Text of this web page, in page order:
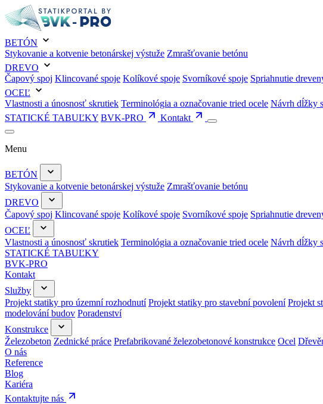
BETÓN
Stykovanie a kotvenie betonárskej výstuže Zmrašťovanie betónu
DREVO
Čapový spoj Klincované spoje Kolíkové spoje Svorníkové spoje Spriahnutie
OCEĽ
Vlastnosti a únosnosť skrutiek Terminológia a označovanie tried ocele Návrh dĺžky
STATICKÉ TABUĽKY BVK-PRO Kontakt
Menu
BETÓN
Stykovanie a kotvenie betonárskej výstuže Zmrašťovanie betónu
DREVO
Čapový spoj Klincované spoje Kolíkové spoje Svorníkové spoje Spriahnutie
OCEĽ
Vlastnosti a únosnosť skrutiek Terminológia a označovanie tried ocele Návrh dĺžky
STATICKÉ TABUĽKY
BVK-PRO
Kontakt
Služby
Projekt statiky pro územní rozhodnutí Projekt statiky pro stavební povolení Projekt
modelování budov Poradenství
Konstrukce
Železobeton Zednické práce Prefabrikované železobetonové konstrukce Ocel
O nás
Reference
Blog
Kariéra
Kontaktujte nás